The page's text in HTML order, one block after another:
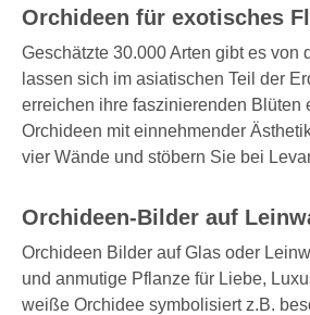
Orchideen für exotisches
Geschätzte 30.000 Arten gibt es
lassen sich im asiatischen Teil der
erreichen ihre faszinierenden Blüten
Orchideen mit einnehmender
vier Wände und stöbern Sie bei
Orchideen-Bilder auf
Orchideen Bilder auf Glas oder
und anmutige Pflanze für Liebe,
weiße Orchidee symbolisiert z.B.